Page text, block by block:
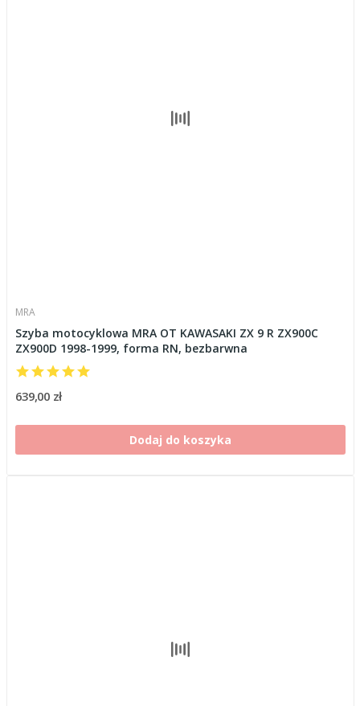
MRA
Szyba motocyklowa MRA OT KAWASAKI ZX 9 R ZX900C
ZX900D 1998-1999, forma RN, bezbarwna
639,00 zł
Dodaj do koszyka